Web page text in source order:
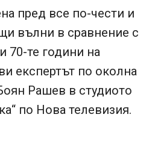
пред все по-чести и
вълни в сравнение с
70-те години на
експертът по околна
Рашев в студиото
по Нова телевизия.